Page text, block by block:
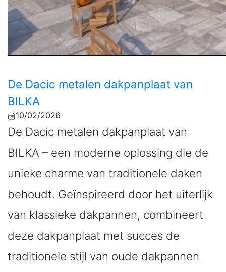
De Dacic metalen dakpanplaat van
BILKA
10/02/2026
De Dacic metalen dakpanplaat van
BILKA – een moderne oplossing die de
unieke charme van traditionele daken
behoudt. Geïnspireerd door het uiterlijk
van klassieke dakpannen, combineert
deze dakpanplaat met succes de
traditionele stijl van oude dakpannen